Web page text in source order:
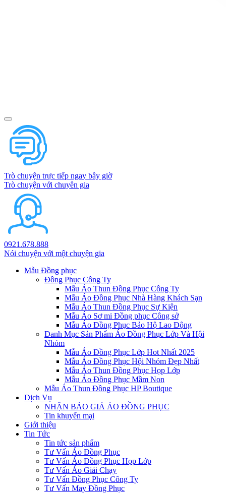
Trò chuyện trực tiếp ngay bây giờ
Trò chuyện với chuyên gia
0921.678.888
Nói chuyện với một chuyện gia
Mẫu Đồng phục
Đồng Phục Công Ty
Mẫu Áo Thun Đồng Phục Công Ty
Mẫu Áo Đồng Phục Nhà Hàng Khách Sạn
Mẫu Áo Thun Đồng Phục Sự Kiện
Mẫu Áo Sơ mi Đồng phục Công sở
Mẫu Áo Đồng Phục Bảo Hộ Lao Động
Danh Mục Sản Phẩm Áo Đồng Phục Lớp Và Hội
Nhóm
Mẫu Áo Đồng Phục Lớp Hot Nhất 2025
Mẫu Áo Đồng Phục Hội Nhóm Đẹp Nhất
Mẫu Áo Thun Đồng Phục Họp Lớp
Mẫu Áo Đồng Phục Mầm Non
Mẫu Áo Thun Đồng Phục HP Boutique
Dịch Vụ
NHẬN BÁO GIÁ ÁO ĐỒNG PHỤC
Tin khuyến mại
Giới thiệu
Tin Tức
Tin tức sản phẩm
Tư Vấn Áo Đồng Phục
Tư Vấn Áo Đồng Phục Họp Lớp
Tư Vấn Áo Giải Chạy
Tư Vấn Đồng Phục Công Ty
Tư Vấn May Đồng Phục